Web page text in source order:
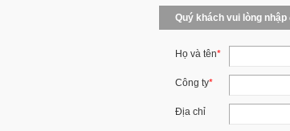
Quý khách vui lòng
Họ và tên*
Công ty*
Địa chỉ